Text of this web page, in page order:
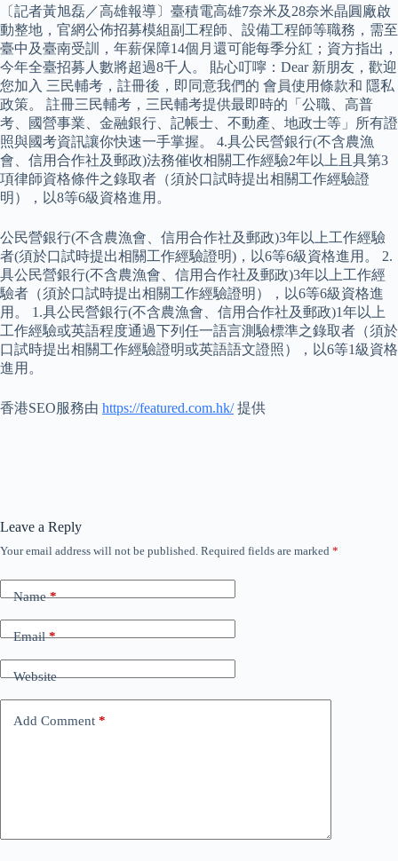
〔記者黃旭磊／高雄報導〕臺積電高雄7奈米及28奈米晶圓廠啟
動整地，官網公佈招募模組副工程師、設備工程師等職務，需至
臺中及臺南受訓，年薪保障14個月還可能每季分紅；資方指出，
今年全臺招募人數將超過8千人。 貼心叮嚀：Dear 新朋友，歡迎
您加入 三民輔考，註冊後，即同意我們的 會員使用條款和 隱私
政策。 註冊三民輔考，三民輔考提供最即時的「公職、高普
考、國營事業、金融銀行、記帳士、不動產、地政士等」所有證
照與國考資訊讓你快速一手掌握。 4.具公民營銀行(不含農漁
會、信用合作社及郵政)法務催收相關工作經驗2年以上且具第3
項律師資格條件之錄取者（須於口試時提出相關工作經驗證
明），以8等6級資格進用。
公民營銀行(不含農漁會、信用合作社及郵政)3年以上工作經驗
者(須於口試時提出相關工作經驗證明)，以6等6級資格進用。 2.
具公民營銀行(不含農漁會、信用合作社及郵政)3年以上工作經
驗者（須於口試時提出相關工作經驗證明），以6等6級資格進
用。 1.具公民營銀行(不含農漁會、信用合作社及郵政)1年以上
工作經驗或英語程度通過下列任一語言測驗標準之錄取者（須於
口試時提出相關工作經驗證明或英語語文證照），以6等1級資格
進用。
香港SEO服務由 https://featured.com.hk/提供
Leave a Reply
Your email address will not be published. Required fields are marked *
Name*
Email*
Website
Add Comment *